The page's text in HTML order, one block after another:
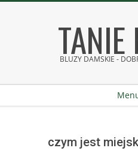
BLUZY DAMSKIE -
czym jest